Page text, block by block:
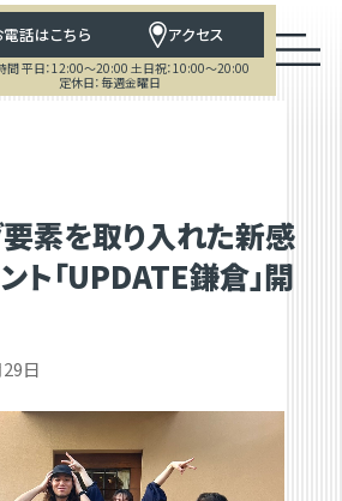
電話はこちら アクセス
間 平日：12:00～20:00 土日祝：10:00～20:00
定休日：毎週金曜日
素を取り入れた新感
ト「UPDATE鎌倉」開
日